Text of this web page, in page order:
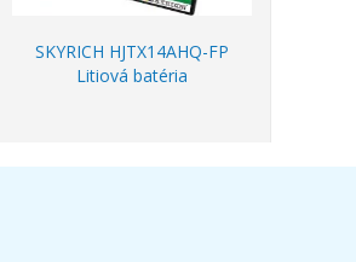
SKYRICH HJTX14AHQ-FP
Litiová batéria